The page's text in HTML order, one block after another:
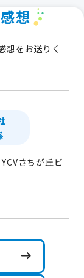
想
想をお送りく
さちが丘ビ